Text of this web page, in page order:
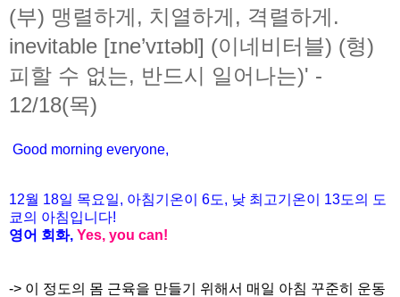
(부) 맹렬하게, 치열하게, 격렬하게.
inevitable [ɪne’vɪtəbl] (이네비터블) (형)
피할 수 없는, 반드시 일어나는)' -
12/18(목)
Good morning everyone,
12월 18일 목요일, 아침기온이 6도, 낮 최고기온이 13도의 도
쿄의 아침입니다!
영어 회화, Yes, you can!
-> 이 정도의 몸 근육을 만들기 위해서 매일 아침 꾸준히 운동